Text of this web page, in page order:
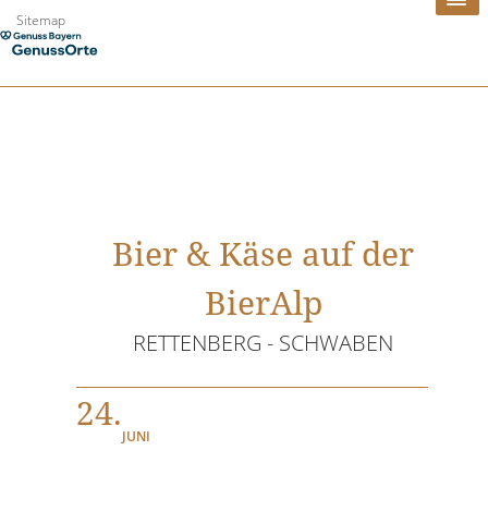
Zum
Inhalt
Sitemap
Bier & Käse auf der
BierAlp
RETTENBERG - SCHWABEN
24.
JUNI